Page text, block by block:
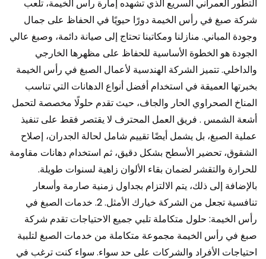
التطور العمراني السريع الذي تشهده إمارة رأس الخيمة، تلعب
شركة صبغ في رأس الخيمة دورًا حيويًا في الحفاظ على جمال
وجودة المباني. منازلنا ومكاتبنا تحتاج إلى صيانة دائمة، وصبغ عالي
الجودة هو الخطوة الأساسية للحفاظ على مظهرها الخارجي
والداخلي. تتميز الشركة الهندسية لأعمال الصبغ في رأس الخيمة
بخبرتها العميقة في استخدام أفضل أنواع الدهانات التي تناسب
المناخ الصحراوي الحار والجاف، حيث تقدم حلولًا مخصصة لتحمل
أشعة الشمس . فريق العمل المحترف لا يقتصر فقط على تنفيذ
عملية الصبغ، بل يشمل أيضًا تقييم شامل لحالة الجدران، إصلاح
الشقوق، تحضير الأسطح بشكل دقيق، ثم استخدام دهانات مقاومة
للحرارة والتقشر لضمان بقاء الألوان زاهية لسنوات طويلة.
بالإضافة إلى ذلك، يتم الالتزام بجداول زمنية صارمة وأسعار
تنافسية تجعل من الشركة خيارك الأمثل. 2. خدمات الصبغ في
رأس الخيمة: حلول متكاملة تلبي جميع الاحتياجات تقدم شركة
صبغ في رأس الخيمة مجموعة متكاملة من خدمات الصبغ لتلبية
احتياجات الأفراد والشركات على حد سواء. سواء كنت ترغب في